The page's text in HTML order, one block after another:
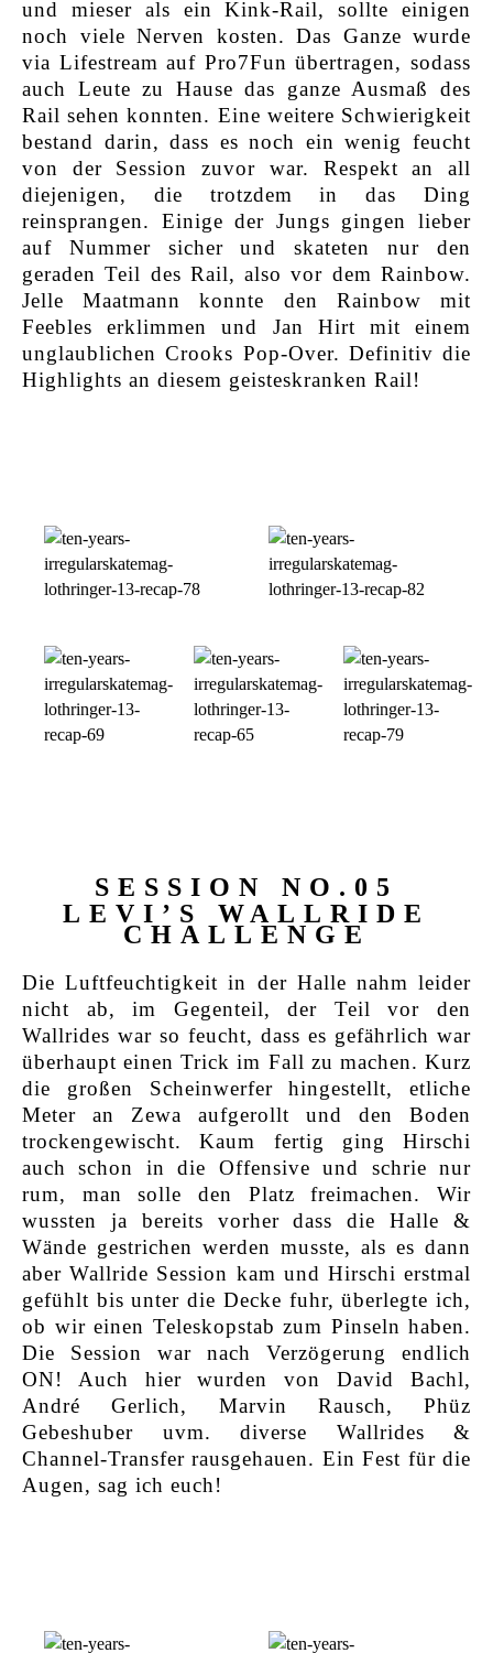
und mieser als ein Kink-Rail, sollte einigen
noch viele Nerven kosten. Das Ganze wurde
via Lifestream auf Pro7Fun übertragen, sodass
auch Leute zu Hause das ganze Ausmaß des
Rail sehen konnten. Eine weitere Schwierigkeit
bestand darin, dass es noch ein wenig feucht
von der Session zuvor war. Respekt an all
diejenigen, die trotzdem in das Ding
reinsprangen. Einige der Jungs gingen lieber
auf Nummer sicher und skateten nur den
geraden Teil des Rail, also vor dem Rainbow.
Jelle Maatmann konnte den Rainbow mit
Feebles erklimmen und Jan Hirt mit einem
unglaublichen Crooks Pop-Over. Definitiv die
Highlights an diesem geisteskranken Rail!
SESSION NO.05
LEVI’S WALLRIDE
CHALLENGE
Die Luftfeuchtigkeit in der Halle nahm leider
nicht ab, im Gegenteil, der Teil vor den
Wallrides war so feucht, dass es gefährlich war
überhaupt einen Trick im Fall zu machen. Kurz
die großen Scheinwerfer hingestellt, etliche
Meter an Zewa aufgerollt und den Boden
trockengewischt. Kaum fertig ging Hirschi
auch schon in die Offensive und schrie nur
rum, man solle den Platz freimachen. Wir
wussten ja bereits vorher dass die Halle &
Wände gestrichen werden musste, als es dann
aber Wallride Session kam und Hirschi erstmal
gefühlt bis unter die Decke fuhr, überlegte ich,
ob wir einen Teleskopstab zum Pinseln haben.
Die Session war nach Verzögerung endlich
ON! Auch hier wurden von David Bachl,
André Gerlich, Marvin Rausch, Phüz
Gebeshuber uvm. diverse Wallrides &
Channel-Transfer rausgehauen. Ein Fest für die
Augen, sag ich euch!